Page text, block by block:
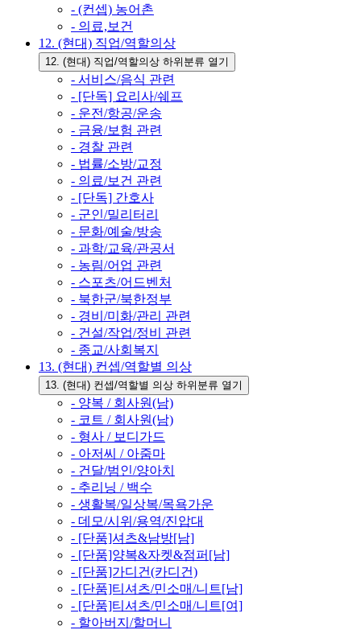
- (컨셉) 농어촌
- 의료,보건
12. (현대) 직업/역할의상
12. (현대) 직업/역할의상 하위분류 열기
- 서비스/음식 관련
- [단독] 요리사/쉐프
- 운전/항공/운송
- 금융/보험 관련
- 경찰 관련
- 법률/소방/교정
- 의료/보건 관련
- [단독] 간호사
- 군인/밀리터리
- 문화/예술/방송
- 과학/교육/관공서
- 농림/어업 관련
- 스포츠/어드벤처
- 북한군/북한정부
- 경비/미화/관리 관련
- 건설/작업/정비 관련
- 종교/사회복지
13. (현대) 컨셉/역할별 의상
13. (현대) 컨셉/역할별 의상 하위분류 열기
- 양복 / 회사원(남)
- 코트 / 회사원(남)
- 형사 / 보디가드
- 아저씨 / 아줌마
- 건달/범인/양아치
- 추리닝 / 백수
- 생활복/일상복/목욕가운
- 데모/시위/용역/진압대
- [단품]셔츠&남방[남]
- [단품]양복&자켓&점퍼[남]
- [단품]가디건(카디건)
- [단품]티셔츠/민소매/니트[남]
- [단품]티셔츠/민소매/니트[여]
- 할아버지/할머니